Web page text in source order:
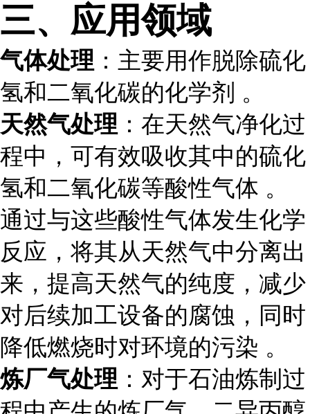
三、应用领域
气体处理 ：主要用作脱除硫化
氢和二氧化碳的化学剂 。
天然气处理 ：在天然气净化过
程中，可有效吸收其中的硫化
氢和二氧化碳等酸性气体 。
通过与这些酸性气体发生化学
反应，将其从天然气中分离出
来，提高天然气的纯度，减少
对后续加工设备的腐蚀，同时
降低燃烧时对环境的污染 。
炼厂气处理 ：对于石油炼制过